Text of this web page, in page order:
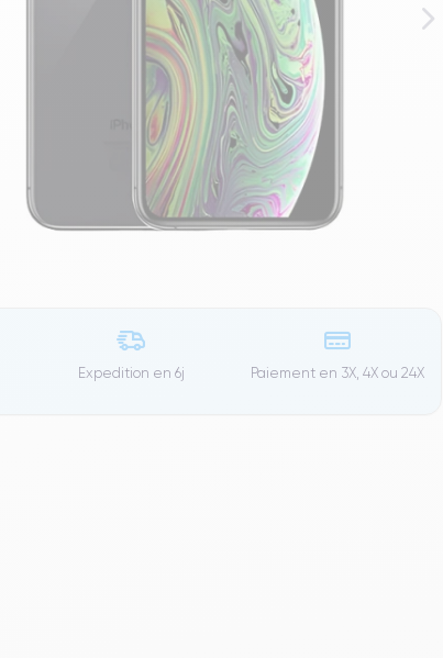
Expedition en 6j Paiement en 3X, 4X ou 24X